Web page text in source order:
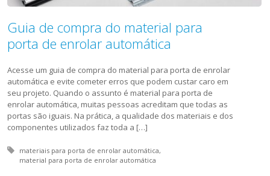
Guia de compra do material para
porta de enrolar automática
Acesse um guia de compra do material para porta de enrolar
automática e evite cometer erros que podem custar caro em
seu projeto. Quando o assunto é material para porta de
enrolar automática, muitas pessoas acreditam que todas as
portas são iguais. Na prática, a qualidade dos materiais e dos
componentes utilizados faz toda a […]
Tagged with:
materiais para porta de enrolar automática
material para porta de enrolar automática